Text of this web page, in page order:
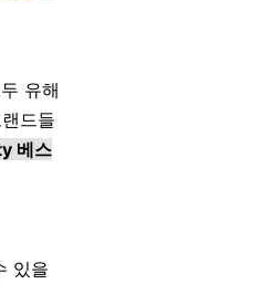
유해
드들
베스
있을